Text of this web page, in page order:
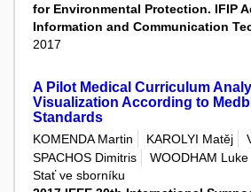
for Environmental Protection. IFIP
Information and Communication
2017
A Pilot Medical Curriculum
Visualization According to
Standards
KOMENDA Martin KAROLYI Matěj
SPACHOS Dimitris
WOODHAM Luke
Stať ve sborníku